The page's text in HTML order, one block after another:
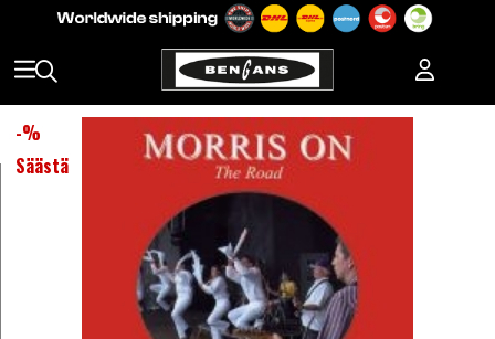
-%
Säästä